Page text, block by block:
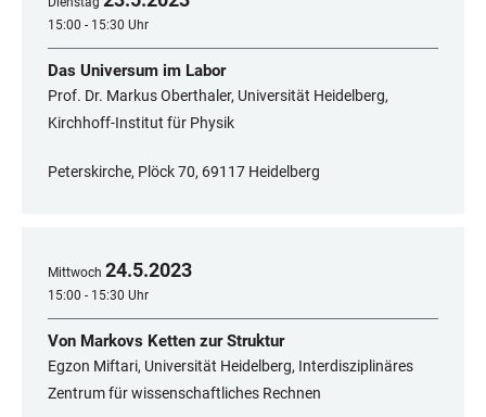
15:00 - 15:30 Uhr
Das Universum im Labor
Prof. Dr. Markus Oberthaler, Universität Heidelberg,
Kirchhoff-Institut für Physik
Peterskirche, Plöck 70, 69117 Heidelberg
Mittwoch 24.5.2023
15:00 - 15:30 Uhr
Von Markovs Ketten zur Struktur
Egzon Miftari, Universität Heidelberg, Interdisziplinäres
Zentrum für wissenschaftliches Rechnen